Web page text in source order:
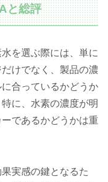
と総評
を選ぶ際には、単に
けでなく、製品の濃
合っているかどうか
に、水素の濃度が明
であるかどうかは重
実感の鍵となるた